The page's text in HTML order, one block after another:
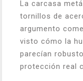
La carcasa
tornillos de
argumento
visto cómo la
parecían
protección real